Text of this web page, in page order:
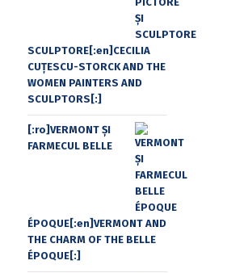
SCULPTORE[:en]CECILIA
CUŢESCU-STORCK AND THE
WOMEN PAINTERS AND
SCULPTORS[:]
[:ro]VERMONT ȘI
FARMECUL BELLE
ÉPOQUE[:en]VERMONT AND
THE CHARM OF THE BELLE
ÉPOQUE[:]